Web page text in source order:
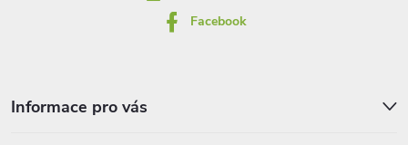
Facebook
Informace pro vás